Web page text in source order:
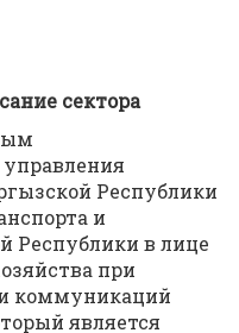
сектора
Республики
и
Республики в лице
при
коммуникаций
является